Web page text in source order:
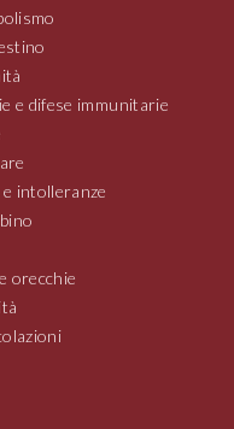
e difese immunitarie
intolleranze
orecchie